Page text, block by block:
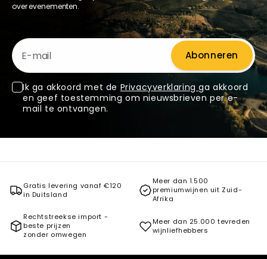
over evenementen.
E-mail
Abonneren
Ik ga akkoord met de Privacyverklaringga akkoord
en geef toestemming om nieuwsbrieven per e-
mail te ontvangen.
Gratis levering vanaf €120
in Duitsland
Meer dan 1.500
premiumwijnen uit Zuid-
Afrika
Rechtstreekse import -
beste prijzen
zonder omwegen
Meer dan 25.000 tevreden
wijnliefhebbers